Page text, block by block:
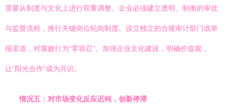
需要从制度与文化上进行双重调整。企业必须建立透明、制衡的审批
与监督流程，推行关键岗位轮岗制度。设立独立的合规审计部门或举
报渠道，对腐败行为“零容忍”。加强企业文化建设，明确价值观，
让“阳光合作”成为共识。
情况五：对市场变化反应迟钝，创新停滞